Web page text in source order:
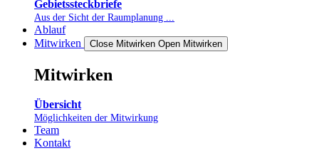
Gebietssteckbriefe
Aus der Sicht der Raumplanung ...
Ablauf
Mitwirken
Close Mitwirken Open Mitwirken
Mitwirken
Übersicht
Möglichkeiten der Mitwirkung
Team
Kontakt